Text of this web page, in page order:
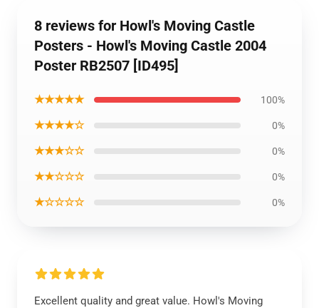
8 reviews for Howl's Moving Castle
Posters - Howl's Moving Castle 2004
Poster RB2507 [ID495]
★★★★★ 100%
★★★★☆ 0%
★★★☆☆ 0%
★★☆☆☆ 0%
★☆☆☆☆ 0%
Excellent quality and great value. Howl's Moving